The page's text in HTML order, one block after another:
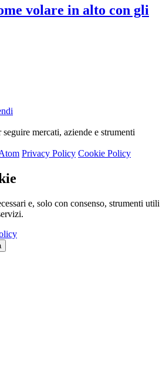
volare in alto con gli
mercati, aziende e strumenti
Privacy Policy Cookie Policy
e, solo con consenso, strumenti utili